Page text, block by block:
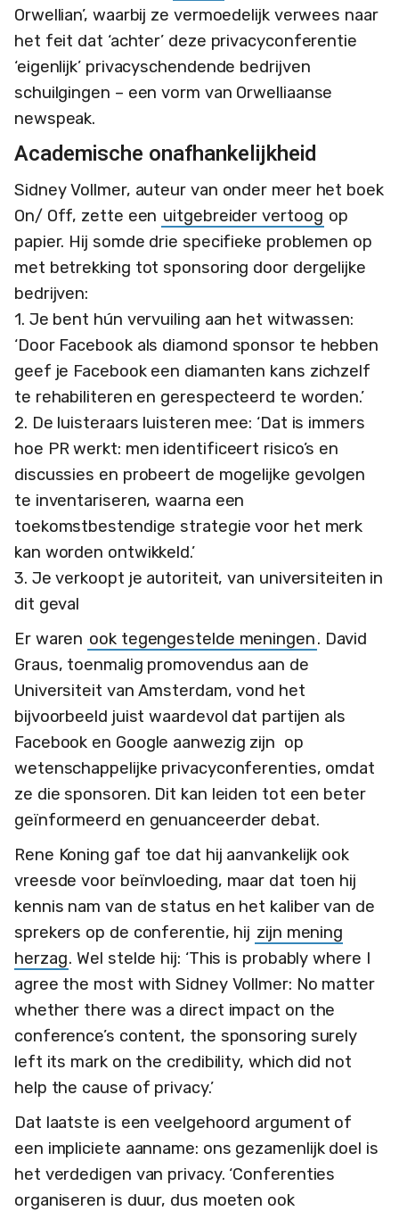
Orwellian’, waarbij ze vermoedelijk verwees naar
het feit dat ‘achter’ deze privacyconferentie
‘eigenlijk’ privacyschendende bedrijven
schuilgingen – een vorm van Orwelliaanse
newspeak.
Academische onafhankelijkheid
Sidney Vollmer, auteur van onder meer het boek
On/ Off, zette een uitgebreider vertoog op
papier. Hij somde drie specifieke problemen op
met betrekking tot sponsoring door dergelijke
bedrijven:
1. Je bent hún vervuiling aan het witwassen:
‘Door Facebook als diamond sponsor te hebben
geef je Facebook een diamanten kans zichzelf
te rehabiliteren en gerespecteerd te worden.’
2. De luisteraars luisteren mee: ‘Dat is immers
hoe PR werkt: men identificeert risico’s en
discussies en probeert de mogelijke gevolgen
te inventariseren, waarna een
toekomstbestendige strategie voor het merk
kan worden ontwikkeld.’
3. Je verkoopt je autoriteit, van universiteiten in
dit geval
Er waren ook tegengestelde meningen. David
Graus, toenmalig promovendus aan de
Universiteit van Amsterdam, vond het
bijvoorbeeld juist waardevol dat partijen als
Facebook en Google aanwezig zijn op
wetenschappelijke privacyconferenties, omdat
ze die sponsoren. Dit kan leiden tot een beter
geïnformeerd en genuanceerder debat.
Rene Koning gaf toe dat hij aanvankelijk ook
vreesde voor beïnvloeding, maar dat toen hij
kennis nam van de status en het kaliber van de
sprekers op de conferentie, hij zijn mening
herzag. Wel stelde hij: ‘This is probably where I
agree the most with Sidney Vollmer: No matter
whether there was a direct impact on the
conference’s content, the sponsoring surely
left its mark on the credibility, which did not
help the cause of privacy.’
Dat laatste is een veelgehoord argument of
een impliciete aanname: ons gezamenlijk doel is
het verdedigen van privacy. ‘Conferenties
organiseren is duur, dus moeten ook